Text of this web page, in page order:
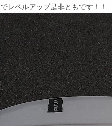
レベルアップ是非ともです！！